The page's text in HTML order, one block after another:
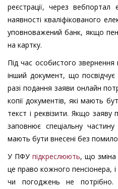
реєстрації, через
наявності кваліфікованого
уповноважений банк, якщо
на картку.
Під час особистого
інший документ, що
разі подання заяви онлайн
копії документів, які мають
текст і реквізити. Якщо заяву
заповнює спеціальну
мають бути внесені без
У ПФУ підкреслюють, що зміна
це право кожного пенсіонера,
чи погоджень не